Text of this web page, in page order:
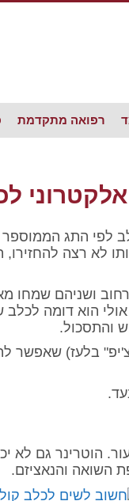
רפואה מתקדמת
לפי התג הממוספר
לא רצה להחזירו,
ושניהם
הוא דומה לכלב
והתסכול.
בלעז) שאפשר
להבטיח ב 100% שלא יהיה
השואה והנאציזם.